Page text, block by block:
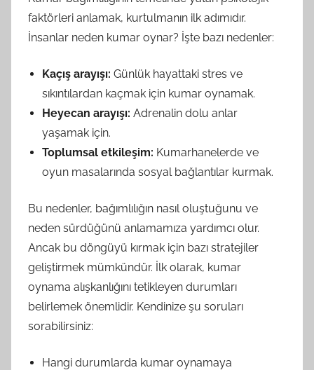
faktörleri anlamak, kurtulmanın ilk adımıdır.
İnsanlar neden kumar oynar? İşte bazı nedenler:
Kaçış arayışı: Günlük hayattaki stres ve
sıkıntılardan kaçmak için kumar oynamak.
Heyecan arayışı: Adrenalin dolu anlar
yaşamak için.
Toplumsal etkileşim: Kumarhanelerde ve
oyun masalarında sosyal bağlantılar kurmak.
Bu nedenler, bağımlılığın nasıl oluştuğunu ve
neden sürdüğünü anlamamıza yardımcı olur.
Ancak bu döngüyü kırmak için bazı stratejiler
geliştirmek mümkündür. İlk olarak, kumar
oynama alışkanlığını tetikleyen durumları
belirlemek önemlidir. Kendinize şu soruları
sorabilirsiniz:
Hangi durumlarda kumar oynamaya